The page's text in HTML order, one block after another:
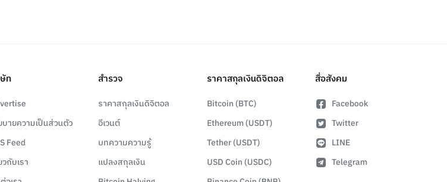
ท
บายความเป็นส่วนตัว
Feed
วกับเรา
สำรวจ
ราคาสกุลเงินดิจิตอล
อีเวนต์
บทความความรู้
แปลงสกุลเงิน
ราคาสกุลเงินดิจิตอล
Bitcoin (BTC)
Ethereum (USDT)
Tether (USDT)
USD Coin (USDC)
สื่อสังคม
Facebook
Twitter
LINE
Telegram